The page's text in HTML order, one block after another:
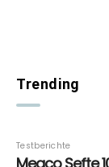
Trending